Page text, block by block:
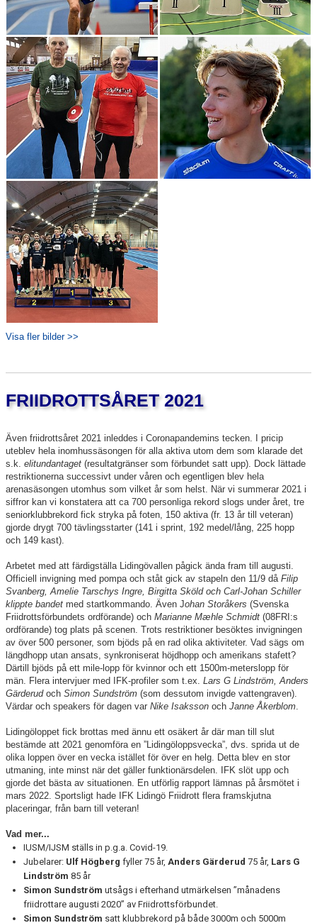
Visa fler bilder >>
FRIIDROTTSÅRET 2021
Även friidrottsåret 2021 inleddes i Coronapandemins tecken. I pricip
uteblev hela inomhussäsongen för alla aktiva utom dem som klarade det
s.k. elitundantaget (resultatgränser som förbundet satt upp). Dock lättade
restriktionerna successivt under våren och egentligen blev hela
arenasäsongen utomhus som vilket år som helst. När vi summerar 2021 i
siffror kan vi konstatera att ca 700 personliga rekord slogs under året, tre
seniorklubbrekord fick stryka på foten, 150 aktiva (fr. 13 år till veteran)
gjorde drygt 700 tävlingsstarter (141 i sprint, 192 medel/lång, 225 hopp
och 149 kast).
Arbetet med att färdigställa Lidingövallen pågick ända fram till augusti.
Officiell invigning med pompa och ståt gick av stapeln den 11/9 då Filip
Svanberg, Amelie Tarschys Ingre, Birgitta Sköld och Carl-Johan Schiller
klippte bandet med startkommando. Även Johan Storåkers (Svenska
Friidrottsförbundets ordförande) och Marianne Mæhle Schmidt (08FRI:s
ordförande) tog plats på scenen. Trots restriktioner besöktes invigningen
av över 500 personer, som bjöds på en rad olika aktiviteter. Vad sägs om
längdhopp utan ansats, synkroniserat höjdhopp och amerikans stafett?
Därtill bjöds på ett mile-lopp för kvinnor och ett 1500m-meterslopp för
män. Flera intervjuer med IFK-profiler som t.ex. Lars G Lindström, Anders
Gärderudoch Simon Sundström (som dessutom invigde vattengraven).
Värdar och speakers för dagen var Nike Isaksson och Janne Åkerblom.
Lidingöloppet fick brottas med ännu ett osäkert år där man till slut
bestämde att 2021 genomföra en ”Lidingöloppsvecka”, dvs. sprida ut de
olika loppen över en vecka istället för över en helg. Detta blev en stor
utmaning, inte minst när det gäller funktionärsdelen. IFK slöt upp och
gjorde det bästa av situationen. En utförlig rapport lämnas på årsmötet i
mars 2022. Sportsligt hade IFK Lidingö Friidrott flera framskjutna
placeringar, från barn till veteran!
Vad mer...
IUSM/IJSM ställs in p.g.a. Covid-19.
Jubelarer: Ulf Högberg fyller 75 år, Anders Gärderud 75 år, Lars G
Lindström 85 år
Simon Sundström utsågs i efterhand utmärkelsen ”månadens
friidrottare augusti 2020” av Friidrottsförbundet.
Simon Sundström satt klubbrekord på både 3000m och 5000m